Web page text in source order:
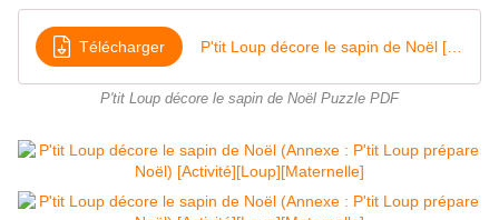
Télécharger
P'tit Loup décore le sapin de Noël Puzzle PDF